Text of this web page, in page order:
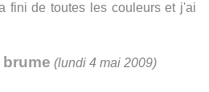
fini de toutes les couleurs et j'ai
(lundi 4 mai 2009)